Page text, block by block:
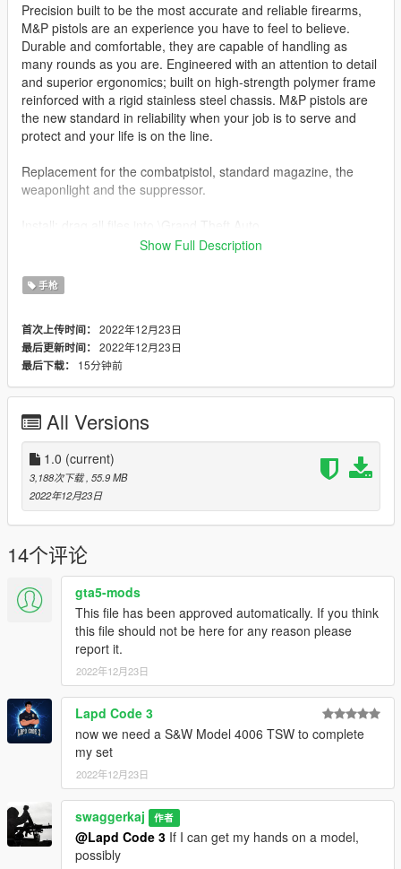
Precision built to be the most accurate and reliable firearms,
M&P pistols are an experience you have to feel to believe.
Durable and comfortable, they are capable of handling as
many rounds as you are. Engineered with an attention to detail
and superior ergonomics; built on high-strength polymer frame
reinforced with a rigid stainless steel chassis. M&P pistols are
the new standard in reliability when your job is to serve and
protect and your life is on the line.
Replacement for the combatpistol, standard magazine, the
weaponlight and the suppressor.
V\update\x64\dlcpacks\patchday8ng\dlc.rpf\x64\models\cdimag
Features:
-Working animations
Bugs:
-Trigger animation
Credits:
8Siandude -Weapon Model
swaggerkaj - convert to GTA:V
Show Full Description
手枪
首次上传时间： 2022年12月23日
最后更新时间： 2022年12月23日
最后下载：
15分钟前
All Versions
1.0 (current)
3,188次下载 , 55.9 MB
2022年12月23日
14个评论
gta5-mods
This file has been approved automatically. If you think
this file should not be here for any reason please
report it.
2022年12月23日
Lapd Code 3
now we need a S&W Model 4006 TSW to complete
my set
2022年12月23日
swaggerkaj 作者
@Lapd Code 3 If I can get my hands on a model,
possibly